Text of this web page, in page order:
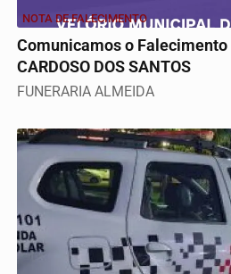
NOTA DE FALECIMENTO
Comunicamos o Falecimento
CARDOSO DOS SANTOS
FUNERARIA ALMEIDA